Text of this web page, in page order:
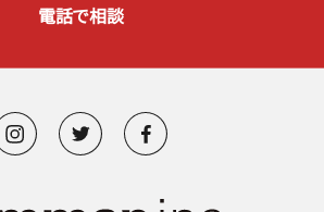
電話で相談